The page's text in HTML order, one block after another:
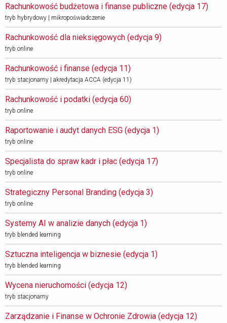
Rachunkowość budżetowa i finanse publiczne (edycja 17)
tryb hybrydowy | mikropoświadczenie
Rachunkowość dla nieksięgowych (edycja 9)
tryb online
Rachunkowość i finanse (edycja 11)
tryb stacjonarny | akredytacja ACCA (edycja 11)
Rachunkowość i podatki (edycja 60)
tryb online
Raportowanie i audyt danych ESG (edycja 1)
tryb online
Specjalista do spraw kadr i płac (edycja 17)
tryb online
Strategiczny Personal Branding (edycja 3)
tryb online
Systemy AI w analizie danych (edycja 1)
tryb blended learning
Sztuczna inteligencja w biznesie (edycja 1)
tryb blended learning
Wycena nieruchomości (edycja 12)
tryb stacjonarny
Zarządzanie i Finanse w Ochronie Zdrowia (edycja 12)